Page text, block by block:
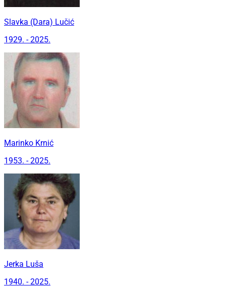
Slavka (Dara) Lučić
1929. - 2025.
Marinko Krnić
1953. - 2025.
Jerka Luša
1940. - 2025.